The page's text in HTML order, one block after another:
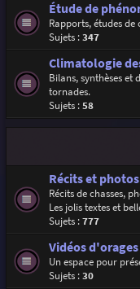
Étude de
Rapports, études
Sujets :347
Climatologie
Bilans, synthèses et
tornades.
Sujets :58
Récits et
Récits de chasses,
Les jolis textes et
Sujets :777
Vidéos d'orages
Un espace pour
Sujets :30